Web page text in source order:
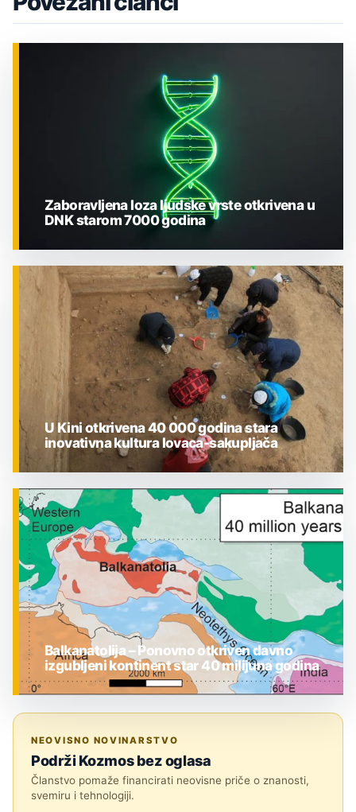
ZNANOST
Zaboravljena loza ljudske vrste otkrivena u
DNK starom 7000 godina
ZNANOST
U Kini otkrivena 40 000 godina stara
inovativna kultura lovaca-sakupljača
Balkanatolija – Ponovno otkriven davno
izgubljeni kontinent star 40 milijuna godina
NEOVISNO NOVINARSTVO
Podrži Kozmos bez oglasa
Članstvo pomaže financirati neovisne priče o znanosti,
svemiru i tehnologiji.